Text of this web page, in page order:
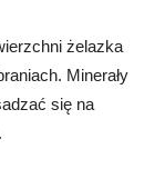
żelazka
Minerały
się na